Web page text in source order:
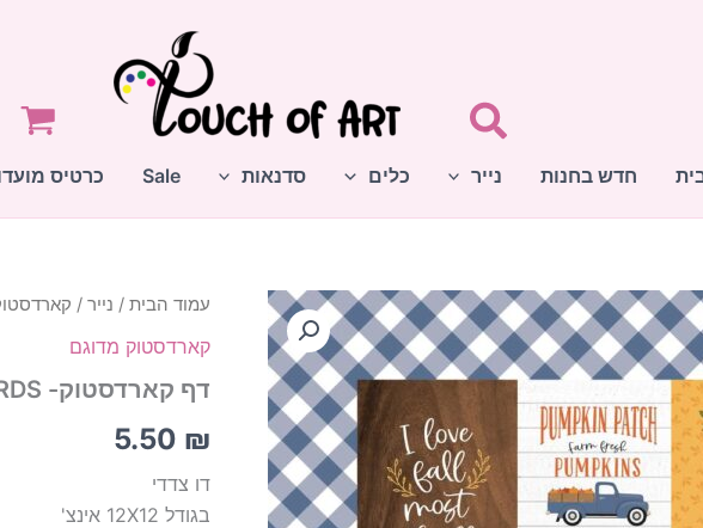
חדש בחנות נייר כלים סדנאות Sale כרטיס
עמוד הבית / נייר /
קארדסטוק מדוגם
דף קארדסטוק- 3X4 – JOURNALING CARDS
5.50 ₪
דו צדדי
בגודל 12X12 אינצ'